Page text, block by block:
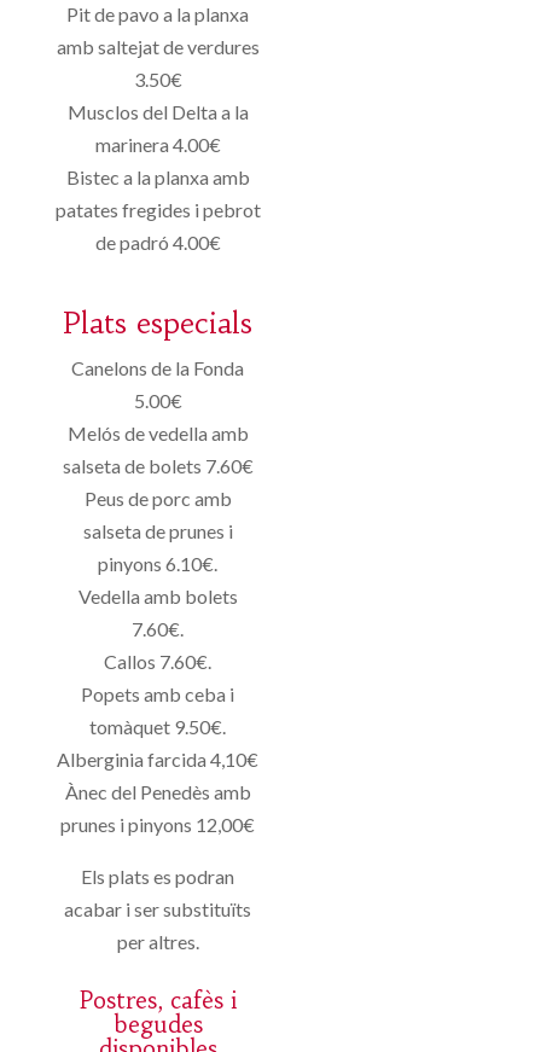
Pit de pavo a la planxa
amb saltejat de verdures
3.50€
Musclos del Delta a la
marinera 4.00€
Bistec a la planxa amb
patates fregides i pebrot
de padró 4.00€
Plats especials
Canelons de la Fonda
5.00€
Melós de vedella amb
salseta de bolets 7.60€
Peus de porc amb
salseta de prunes i
pinyons 6.10€.
Vedella amb bolets
7.60€.
Callos 7.60€.
Popets amb ceba i
tomàquet 9.50€.
Alberginia farcida 4,10€
Ànec del Penedès amb
prunes i pinyons 12,00€
Els plats es podran
acabar i ser substituïts
per altres.
Postres, cafès i
begudes